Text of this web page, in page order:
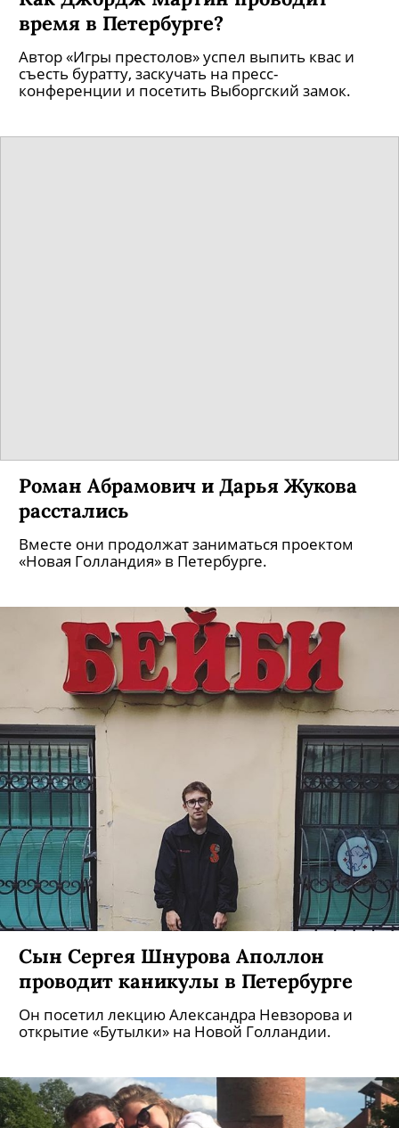
время в Петербурге?
Автор «Игры престолов» успел выпить квас и
съесть буратту, заскучать на пресс-
конференции и посетить Выборгский замок.
Роман Абрамович и Дарья Жукова
расстались
Вместе они продолжат заниматься проектом
«Новая Голландия» в Петербурге.
Сын Сергея Шнурова Аполлон
проводит каникулы в Петербурге
Он посетил лекцию Александра Невзорова и
открытие «Бутылки» на Новой Голландии.